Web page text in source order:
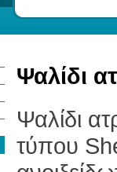
Ψαλίδι
Ψαλίδι
τύπου